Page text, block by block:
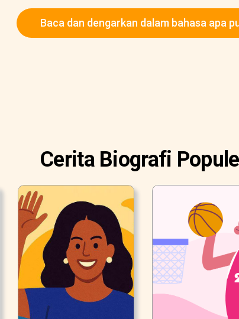
Baca dan dengarkan dalam bahasa apa
Cerita Biografi